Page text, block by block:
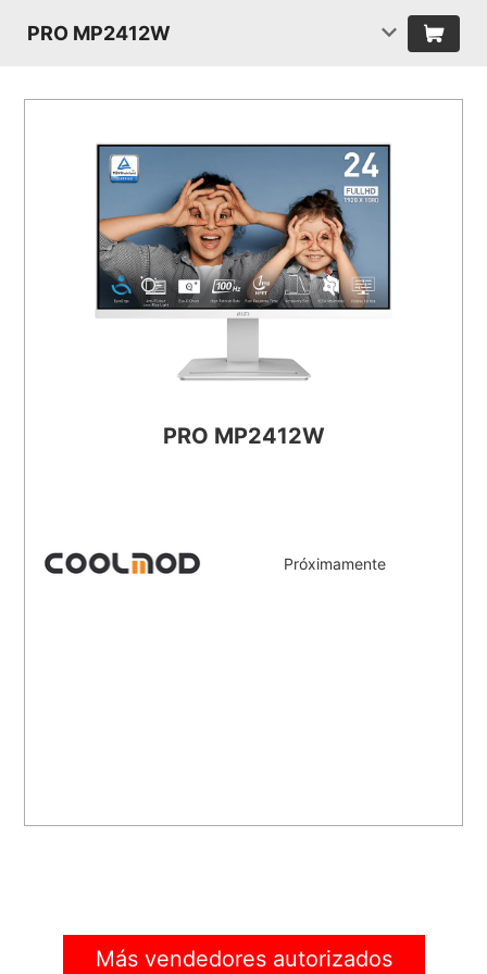
PRO MP2412W
PRO MP2412W
Próximamente
Más vendedores autorizados